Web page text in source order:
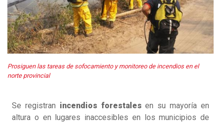
Prosiguen las tareas de sofocamiento y monitoreo de incendios en el
norte provincial
Se registran incendios forestalesen su mayoría en
altura o en lugares inaccesibles en los municipios de